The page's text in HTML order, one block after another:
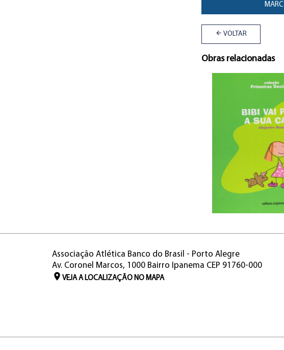
MARC
VOLTAR
Obras relacionadas
Associação Atlética Banco do Brasil - Porto Alegre
Av. Coronel Marcos, 1000 Bairro Ipanema CEP 91760-000
VEJA A LOCALIZAÇÃO NO MAPA